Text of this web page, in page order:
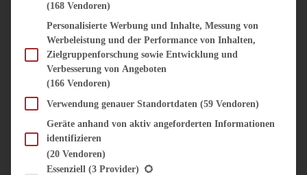
VORSPEISEN
SÜSS & HERZHAFT
BROTAUFSTRICH
DIPS, SAUCEN, CHUTNEYS
KÜCHENGESCHENKE
(168 Vendoren)
Personalisierte Werbung und Inhalte, Messung von
Werbeleistung und der Performance von Inhalten,
Zielgruppenforschung sowie Entwicklung und
Verbesserung von Angeboten
(166 Vendoren)
Verwendung genauer Standortdaten (59 Vendoren)
Geräte anhand von aktiv angeforderten Informationen
identifizieren
(20 Vendoren)
Es folgt eine Liste der Service-Gruppen, für die eine Einwilligung erteilt werden
Essenziell (3 Provider)